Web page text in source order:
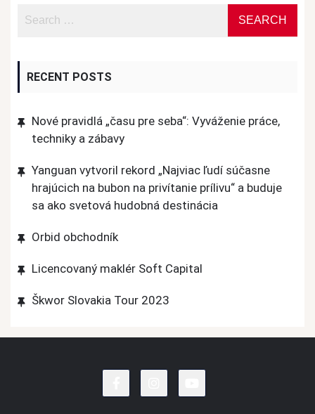
RECENT POSTS
Nové pravidlá „času pre seba“: Vyváženie práce,
techniky a zábavy
Yanguan vytvoril rekord „Najviac ľudí súčasne
hrajúcich na bubon na privítanie prílivu“ a buduje
sa ako svetová hudobná destinácia
Orbid obchodník
Licencovaný maklér Soft Capital
Škwor Slovakia Tour 2023